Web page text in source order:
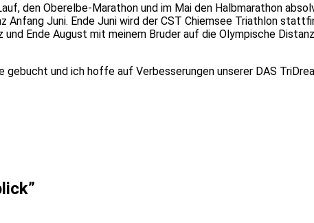
den Oberelbe-Marathon und im Mai den Halbmarathon
Anfang Juni. Ende Juni wird der CST Chiemsee Triathlon
Ende August mit meinem Bruder auf die Olympische
und ich hoffe auf Verbesserungen unserer DAS
”